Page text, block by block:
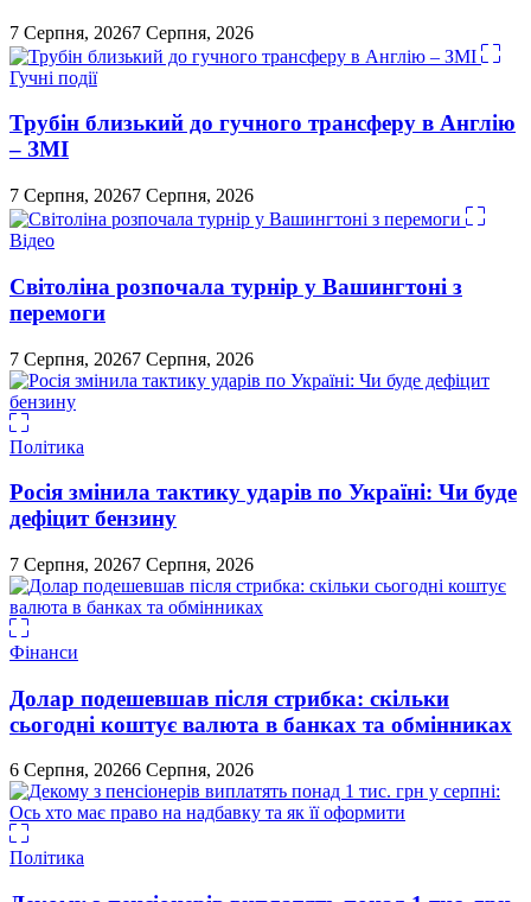
7 Серпня, 20267 Серпня, 2026
Гучні події
Трубін близький до гучного трансферу в Англію
– ЗМІ
7 Серпня, 20267 Серпня, 2026
Відео
Світоліна розпочала турнір у Вашингтоні з
перемоги
7 Серпня, 20267 Серпня, 2026
Політика
Росія змінила тактику ударів по Україні: Чи буде
дефіцит бензину
7 Серпня, 20267 Серпня, 2026
Фінанси
Долар подешевшав після стрибка: скільки
сьогодні коштує валюта в банках та обмінниках
6 Серпня, 20266 Серпня, 2026
Політика